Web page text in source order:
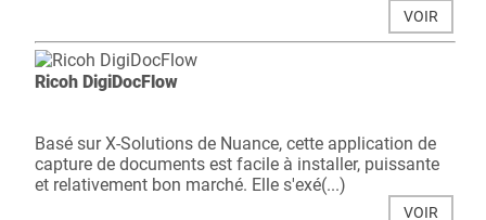
VOIR
Ricoh DigiDocFlow
Basé sur X-Solutions de Nuance, cette application de
capture de documents est facile à installer, puissante
et relativement bon marché. Elle s'exé(...)
VOIR